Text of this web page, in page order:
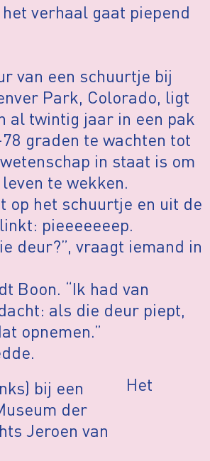
verhaal gaat piepend
van een schuurtje bij
Park, Colorado, ligt
al twintig jaar in een pak
graden te wachten tot
in staat is om
te wekken.
op het schuurtje en uit de
pieeeeeeep.
deur?”, vraagt iemand in
Boon. “Ik had van
als die deur piept,
opnemen.”
Het